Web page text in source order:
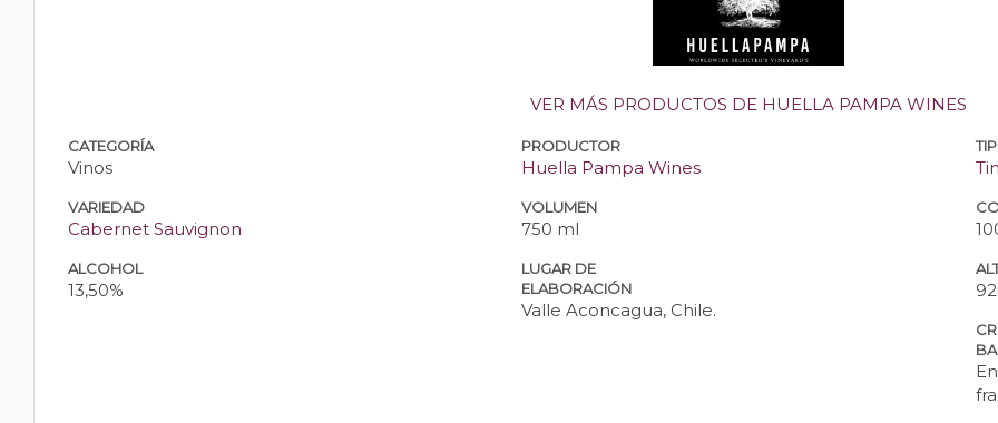
VER MÁS PRODUCTOS DE HUELLA PAMPA WINES
CATEGORÍA
Vinos
PRODUCTOR
Huella Pampa Wines
VARIEDAD
Cabernet Sauvignon
VOLUMEN
750 ml
ALCOHOL
13,50%
LUGAR DE
ELABORACIÓN
Valle Aconcagua, Chile.